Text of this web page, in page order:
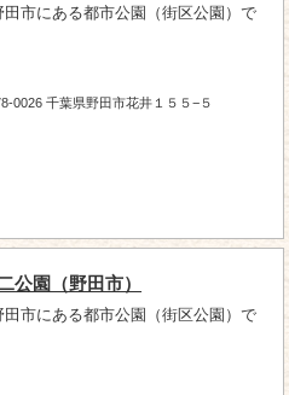
田市にある都市公園（街区公園）で
0026 千葉県野田市花井１５５−５
公園（野田市）
田市にある都市公園（街区公園）で